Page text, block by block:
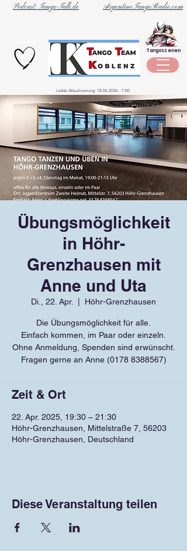
ArgentineTangoRadio.com
Podcast: Tango-Talk.de
Szene
Tangoszenen
Letzte Aktualisierung: 18.06.2026 - 7:00
Übungsmöglichkeit
in Höhr-
Grenzhausen mit
Anne und Uta
Di., 22. Apr. Höhr-Grenzhausen
Die Übungsmöglichkeit für alle.
Einfach kommen, im Paar oder einzeln.
Ohne Anmeldung, Spenden sind erwünscht.
Fragen gerne an Anne (0178 8388567)
Zeit & Ort
22. Apr. 2025, 19:30 – 21:30
Höhr-Grenzhausen, Mittelstraße 7, 56203
Höhr-Grenzhausen, Deutschland
Diese Veranstaltung teilen